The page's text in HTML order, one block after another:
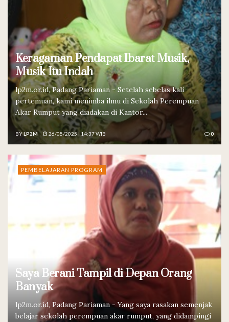
Keragaman Pendapat Ibarat Musik,
Musik Itu Indah
lp2m.or.id, Padang Pariaman - Setelah sebelas kali
pertemuan, kami menimba ilmu di Sekolah Perempuan
Akar Rumput yang diadakan di Kantor...
BYLP2M 26/05/2025 | 14:37 WIB 0
PEMBELAJARAN PROGRAM
Saya Berani Tampil di Depan Orang
Banyak
lp2m.or.id, Padang Pariaman - Yang saya rasakan semenjak
belajar sekolah perempuan akar rumput, yang didampingi